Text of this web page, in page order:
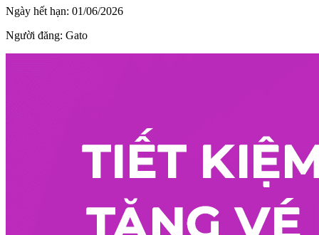
Ngày hết hạn: 01/06/2026
Người đăng: Gato